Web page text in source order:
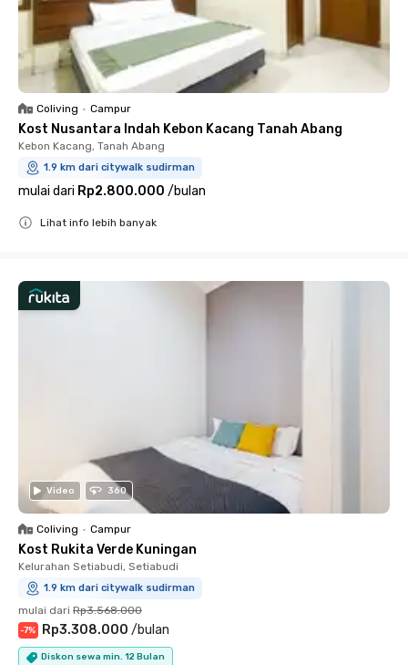
Coliving • Campur
Kost Nusantara Indah Kebon Kacang Tanah Abang
Kebon Kacang, Tanah Abang
1.9 km dari citywalk sudirman
mulai dari Rp2.800.000 /bulan
Lihat info lebih banyak
Video 360
Coliving • Campur
Kost Rukita Verde Kuningan
Kelurahan Setiabudi, Setiabudi
1.9 km dari citywalk sudirman
mulai dari Rp3.568.000
-7% Rp3.308.000 /bulan
Diskon sewa min. 12 Bulan